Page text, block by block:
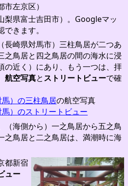
左京区）
梨県富士吉田市）。Googleマッ
できます。
長崎県対馬市）三柱鳥居が二つあ
之鳥居と四之鳥居の間の海水に浸
の近く）にあり、もう一つは、拝
航空写真とストリートビューで確
）の三柱鳥居の航空写真
）のストリートビュー
（海側から）一之鳥居から五之鳥
之鳥居と二之鳥居は、満潮時に海
都新宿
ュー